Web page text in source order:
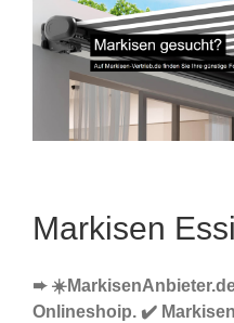
Markisen
➨
Onlineshoip. ✔️